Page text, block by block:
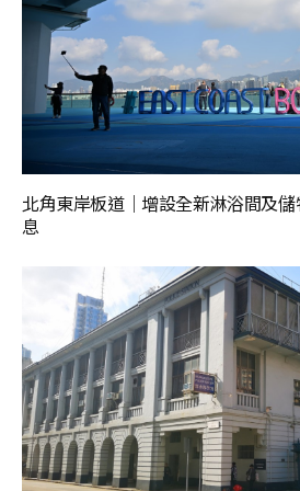
北角東岸板道｜增設全新淋浴間及
息